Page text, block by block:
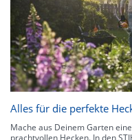
Alles für die perfekte
Mache aus Deinem Garten
prachtvollen Hecken. In den